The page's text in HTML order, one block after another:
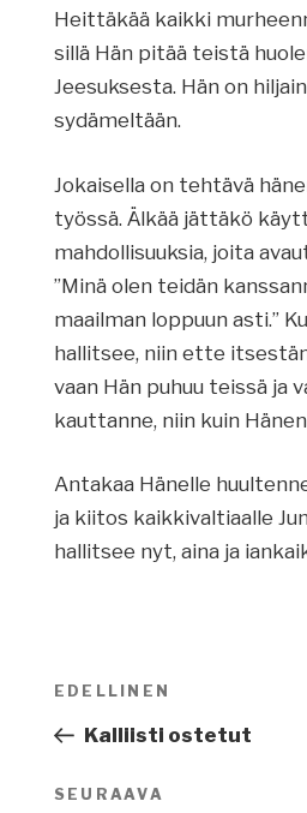
Heittäkää kaikki
sillä Hän pitää teistä
Jeesuksesta. Hän on
sydämeltään.
Jokaisella on tehtävä
työssä. Älkää jättäkö
mahdollisuuksia, joita
”Minä olen teidän
maailman loppuun asti.”
hallitsee, niin ette
vaan Hän puhuu teissä ja
kauttanne, niin kuin
Antakaa Hänelle
ja kiitos kaikkivaltiaalle
hallitsee nyt, aina ja
Artikkelien
Edellinen
artikkeli
EDELLINEN
Kalliisti ostetut
Seuraava
SEURAAVA